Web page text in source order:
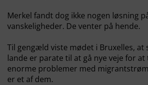
Merkel fandt dog ikke nogen løsning
vanskeligheder. De venter på hende.
Til gengæld viste mødet i Bruxelles, at
lande er parate til at gå nye veje for at
enorme problemer med
er et af dem.